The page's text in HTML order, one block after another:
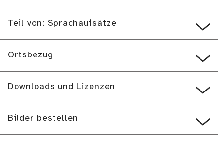
Teil von: Sprachaufsätze
Ortsbezug
Downloads und Lizenzen
Bilder bestellen